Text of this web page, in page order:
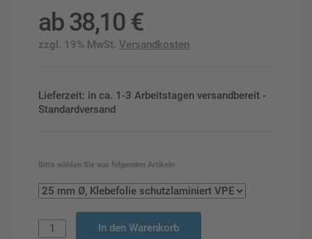
ab38,10 €
zzgl. 19% MwSt. Versandkosten
Lieferzeit: in ca. 1-3 Arbeitstagen versandbereit -
Standardversand
Bitte wählen Sie aus folgenden Artikeln
In den Warenkorb